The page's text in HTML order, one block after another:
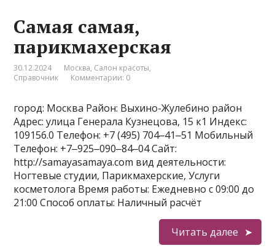
Самая самая,
парикмахерская
30.12.2024 Москва, Салон красоты,
Справочник
Комментарии: 0
город: Москва Район: Выхино-Жулебино район
Адрес: улица Генерала Кузнецова, 15 к1 Индекс:
109156.0 Телефон: +7 (495) 704‒41‒51 Мобильный
Телефон: +7‒925‒090‒84‒04 Сайт:
http://samayasamaya.com вид деятельности:
Ногтевые студии, Парикмахерские, Услуги
косметолога Время работы: Ежедневно с 09:00 до
21:00 Способ оплаты: Наличный расчёт
Читать далее